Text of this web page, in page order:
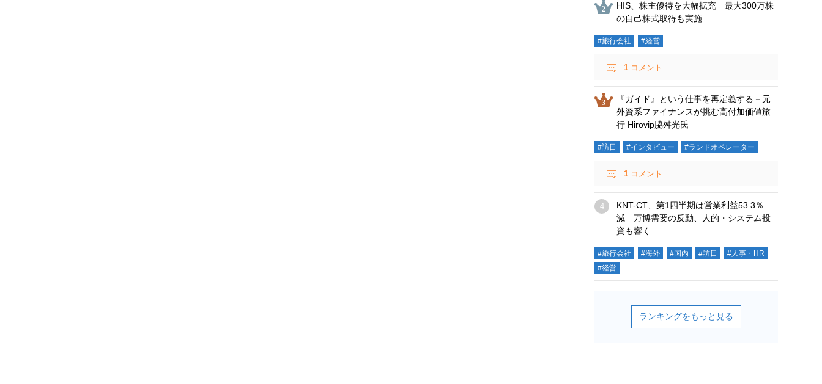
HIS、株主優待を大幅拡充 最大300万株
の自己株式取得も実施
#旅行会社 #経営
1 コメント
『ガイド』という仕事を再定義する－元
外資系ファイナンスが挑む高付加価値旅
行 Hirovip脇舛光氏
#訪日 #インタビュー #ランドオペレーター
1 コメント
KNT-CT、第1四半期は営業利益53.3％
減 万博需要の反動、人的・システム投
資も響く
#旅行会社 #海外 #国内 #訪日
#人事・HR
#経営